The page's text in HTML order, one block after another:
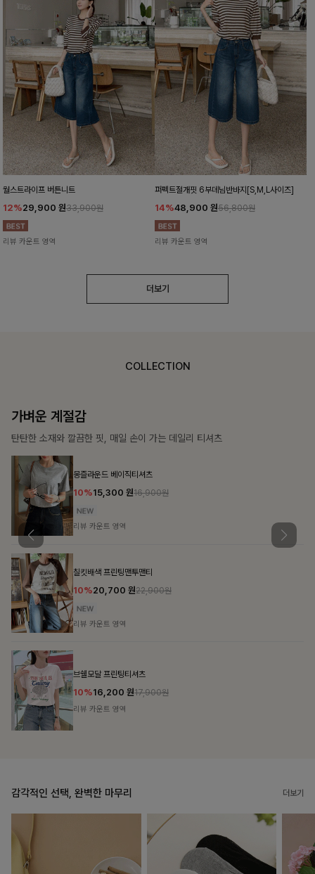
월스트라이프 버튼니트
12%29,900 원33,900원
리뷰 카운트 영역
퍼펙트절개핏 6부데님반바지[S,M,L사이즈]
14%48,900 원56,800원
리뷰 카운트 영역
더보기
COLLECTION
가장 쉬운 코디
특별한 날부터 일상까지 함께하는 룩
57,600
밴스트라이프 스트링원피스
25%35,100 원46,800원
리뷰 카운트 영역
감각적인 선택, 완벽한 마무리 더보기